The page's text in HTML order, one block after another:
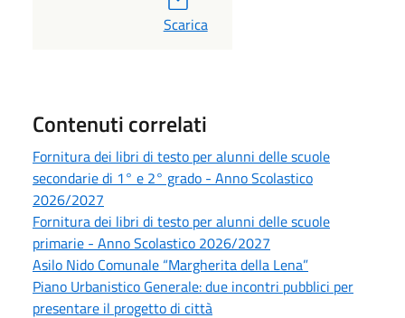
PDF
Scarica
Contenuti correlati
Fornitura dei libri di testo per alunni delle scuole
secondarie di 1° e 2° grado - Anno Scolastico
2026/2027
Fornitura dei libri di testo per alunni delle scuole
primarie - Anno Scolastico 2026/2027
Asilo Nido Comunale “Margherita della Lena”
Piano Urbanistico Generale: due incontri pubblici per
presentare il progetto di città